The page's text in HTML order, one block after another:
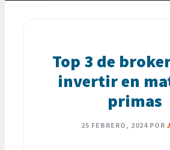
Top 3 de
invertir en
primas
25 FEBRERO, 2024 POR